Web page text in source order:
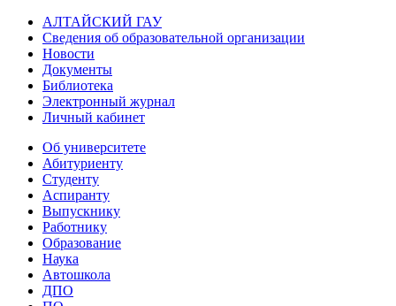
АЛТАЙСКИЙ ГАУ
Сведения об образовательной организации
Новости
Документы
Библиотека
Электронный журнал
Личный кабинет
Об университете
Абитуриенту
Студенту
Аспиранту
Выпускнику
Работнику
Образование
Наука
Автошкола
ДПО